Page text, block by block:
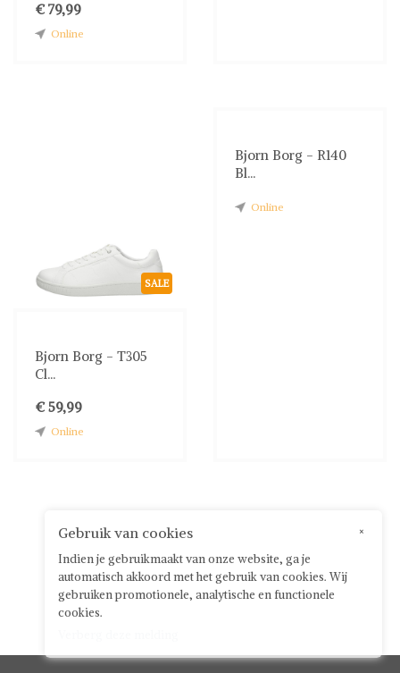
€ 79,99
Online
SALE
Bjorn Borg - T305
Cl...
€ 59,99
Online
Bjorn Borg - R140
Bl...
Online
×
Gebruik van cookies
Indien je gebruikmaakt van onze website, ga je
automatisch akkoord met het gebruik van cookies. Wij
gebruiken promotionele, analytische en functionele
cookies.